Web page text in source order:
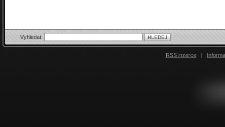
Vyhledat:
RSS inzerce |